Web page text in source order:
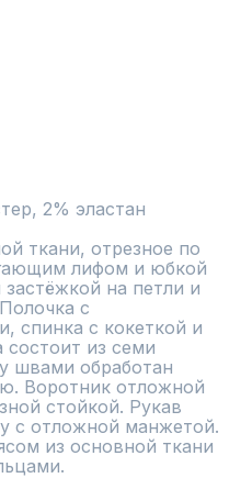
ткани, отрезное по
лифом и юбкой
на петли и
с
спинка с кокеткой и
из семи
швами обработан
Воротник отложной
стойкой. Рукав
с отложной манжетой.
из основной ткани